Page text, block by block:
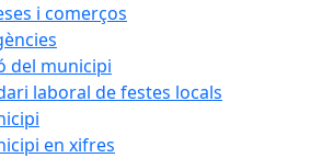
i comerços
del municipi
laboral de festes locals
en xifres